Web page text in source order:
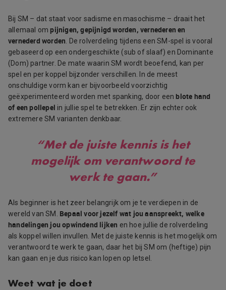
Bij SM – dat staat voor sadisme en masochisme – draait het
allemaal ompijnigen, gepijnigd worden, vernederen en
vernederd worden . De rolverdeling tijdens een SM-spel is vooral
gebaseerd op een ondergeschikte (sub of slaaf) en Dominante
(Dom) partner. De mate waarin SM wordt beoefend, kan per
spel en per koppel bijzonder verschillen. In de meest
onschuldige vorm kan er bijvoorbeeld voorzichtig
geëxperimenteerd worden met spanking, door eenblote hand
of een pollepel in jullie spel te betrekken. Er zijn echter ook
extremere SM varianten denkbaar.
“Met de juiste kennis is het
mogelijk om verantwoord te
werk te gaan.”
Als beginner is het zeer belangrijk om je te verdiepen in de
wereld van SM. Bepaal voor jezelf wat jou aanspreekt, welke
handelingen jou opwindend lijken en hoe jullie de rolverdeling
als koppel willen invullen. Met de juiste kennis is het mogelijk om
verantwoord te werk te gaan, daar het bij SM om (heftige) pijn
kan gaan en je dus risico kan lopen op letsel.
Weet wat je doet